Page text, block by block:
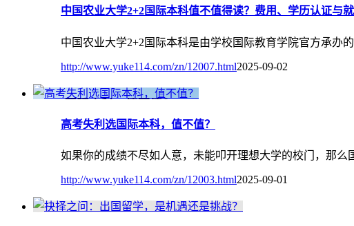
中国农业大学2+2国际本科值不值得读？费用、学历认证与就
中国农业大学2+2国际本科是由学校国际教育学院官方承办
http://www.yuke114.com/zn/12007.html2025-09-02
高考失利选国际本科，值不值？
如果你的成绩不尽如人意，未能叩开理想大学的校门，那么
http://www.yuke114.com/zn/12003.html2025-09-01